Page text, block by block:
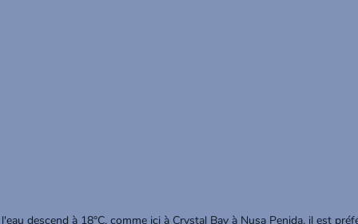
descend à 18°C, comme ici à Crystal Bay à Nusa Penida, il est